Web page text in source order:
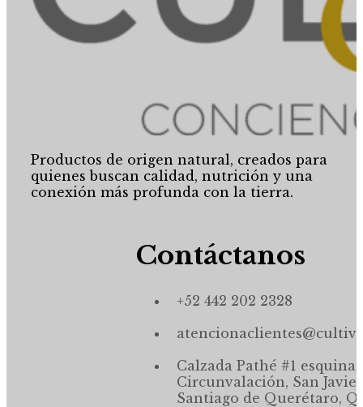
Productos de origen natural, creados para
quienes buscan calidad, nutrición y una
conexión más profunda con la tierra.
Contáctanos
+52 442 202 2328
Calzada Pathé #1 esquina,
Circunvalación, San
Santiago de Querétaro,